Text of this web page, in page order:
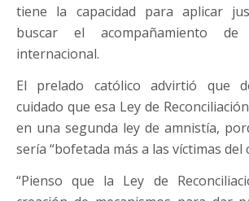
tiene la capacidad para aplicar
buscar el acompañamiento de
internacional.
El prelado católico advirtió que
cuidado que esa Ley de
en una segunda ley de amnistía,
sería “bofetada más a las víctimas del
“Pienso que la Ley de